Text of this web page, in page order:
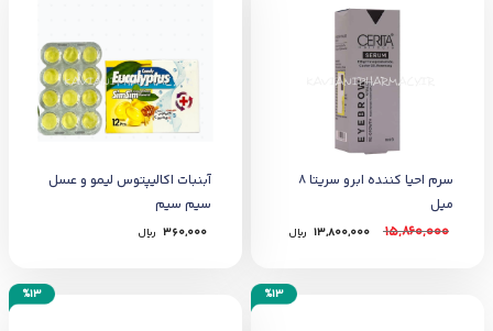
سرم احیا کننده ابرو سریتا 8
میل
15,860,000
13,800,000 ﷼
آبنبات اکالیپتوس لیمو و عسل
سیم سیم
360,000 ﷼
%13
%13